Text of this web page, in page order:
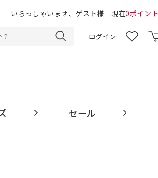
いらっしゃいませ、ゲスト様 現在0ポイント
ログイン
セール